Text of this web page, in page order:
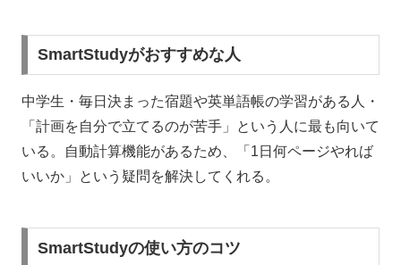
SmartStudyがおすすめな人
中学生・毎日決まった宿題や英単語帳の学習がある人・
「計画を自分で立てるのが苦手」という人に最も向いて
いる。自動計算機能があるため、「1日何ページやれば
いいか」という疑問を解決してくれる。
SmartStudyの使い方のコツ